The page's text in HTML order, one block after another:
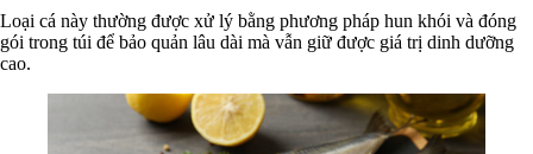
Loại cá này thường được xử lý bằng phương pháp hun khói và đóng
gói trong túi để bảo quản lâu dài mà vẫn giữ được giá trị dinh dưỡng
cao.